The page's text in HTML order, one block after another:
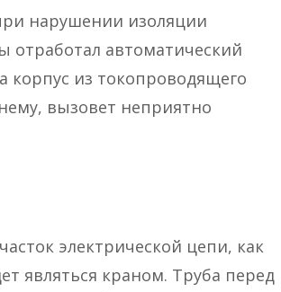
нарушении изоляции
отработал автоматический
корпус из токопроводящего
вызовет неприятно
электрической цепи, как
являться краном. Труба перед